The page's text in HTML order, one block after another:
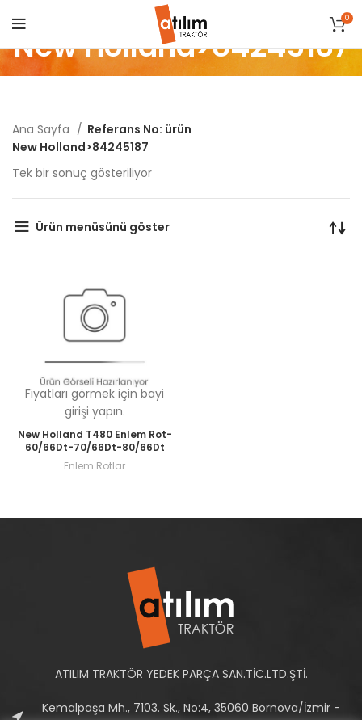
0
New Holland>84245187
Ana Sayfa
Referans No: ürün
New Holland>84245187
Tek bir sonuç gösteriliyor
Ürün menüsünü göster
Fiyatları görmek için bayi
girişi yapın.
New Holland T480 Enlem Rot-
60/66Dt-70/66Dt-80/66Dt
Enlem Rotlar
ATILIM TRAKTÖR YEDEK PARÇA SAN.TİC.LTD.ŞTİ.
Kemalpaşa Mh., 7103. Sk., No:4, 35060 Bornova/İzmir -